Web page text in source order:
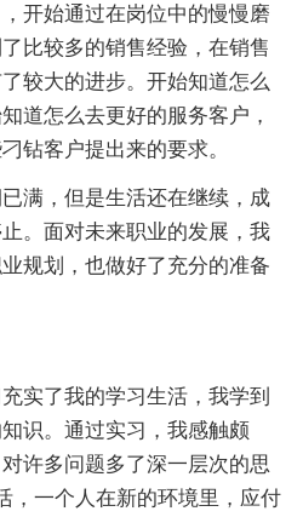
始通过在岗位中的慢慢磨
比较多的销售经验，在销售
较大的进步。开始知道怎么
道怎么去更好的服务客户，
钻客户提出来的要求。
，但是生活还在继续，成
。面对未来职业的发展，我
规划，也做好了充分的准备
了我的学习生活，我学到
识。通过实习，我感触颇
许多问题多了深一层次的思
，一个人在新的环境里，应付